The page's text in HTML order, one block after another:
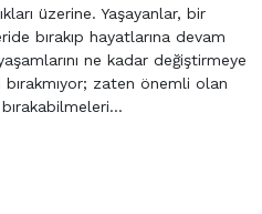
üzerine. Yaşayanlar, bir
bırakıp hayatlarına devam
ne kadar değiştirmeye
zaten önemli olan